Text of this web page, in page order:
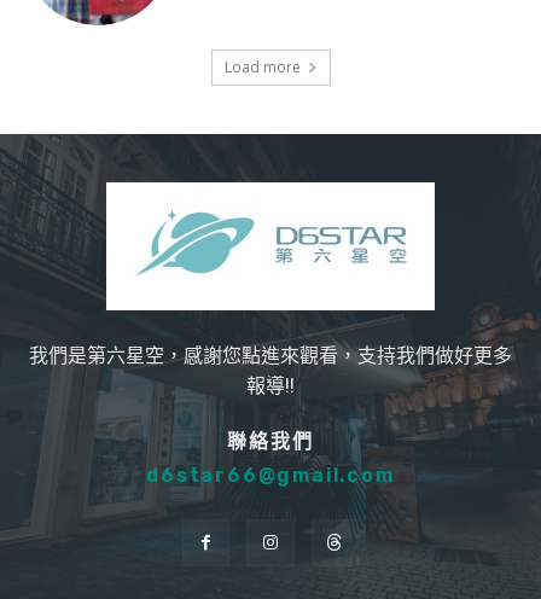
Load more
我們是第六星空，感謝您點進來觀看，支持我們做好更多
報導!!
聯絡我們
d6star66@gmail.com